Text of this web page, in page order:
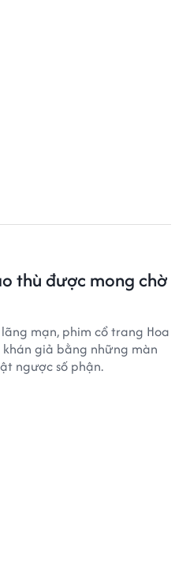
thù được mong chờ
mạn, phim cổ trang Hoa
giả bằng những màn
ngược số phận.